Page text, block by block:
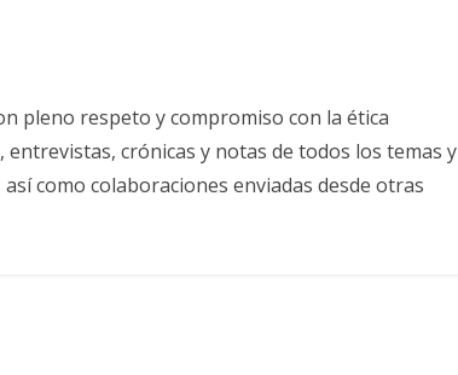
pleno respeto y compromiso con la ética
crónicas y notas de todos los temas y
como colaboraciones enviadas desde otras